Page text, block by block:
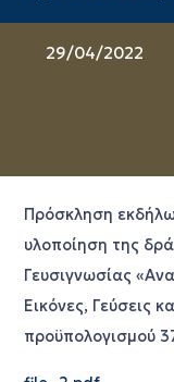
29/04/2022
Πρόσκληση
υλοποίηση της
Γευσιγνωσίας
Εικόνες, Γεύσεις
προϋπολογισμού